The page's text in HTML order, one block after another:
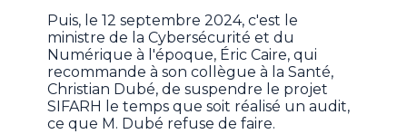
Puis, le 12 septembre 2024, c'est le
ministre de la Cybersécurité et du
Numérique à l'époque, Éric Caire, qui
recommande à son collègue à la Santé,
Christian Dubé, de suspendre le projet
SIFARH le temps que soit réalisé un audit,
ce que M. Dubé refuse de faire.